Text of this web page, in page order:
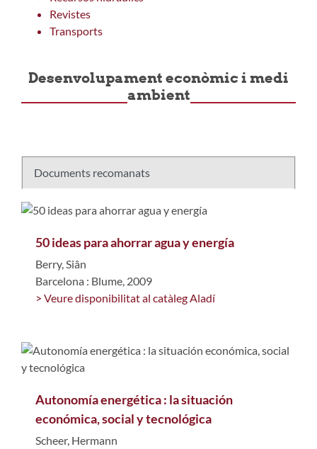
Revistes
Transports
Desenvolupament econòmic i medi
ambient
Documents recomanats
50 ideas para ahorrar agua y energía
Berry, Siân
Barcelona : Blume, 2009
> Veure disponibilitat al catàleg Aladí
Autonomía energética : la situación
económica, social y tecnológica
Scheer, Hermann